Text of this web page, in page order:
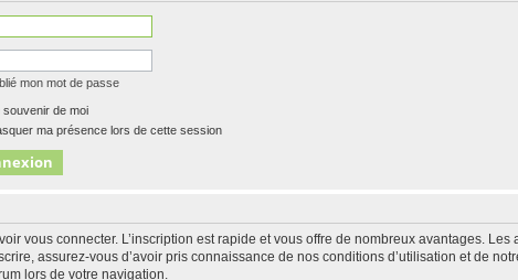
mon mot de passe
souvenir de moi
ma présence lors de cette session
vous connecter. L’inscription est rapide et vous offre de nombreux avantages.
assurez-vous d’avoir pris connaissance de nos conditions d’utilisation et de
lors de votre navigation.